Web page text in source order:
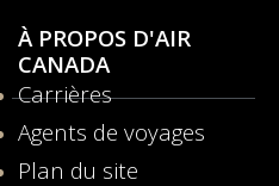
À PROPOS D'AIR
CANADA
Carrières
dans
une
Agents de voyages
Plan du site